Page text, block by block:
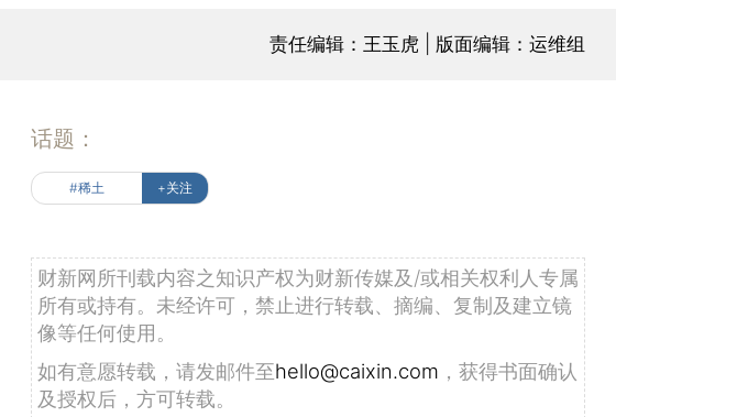
责任编辑：王玉虎 | 版面编辑：运维组
话题：
#稀土 +关注
财新网所刊载内容之知识产权为财新传媒及/或相关权利人专属
所有或持有。未经许可，禁止进行转载、摘编、复制及建立镜
像等任何使用。
如有意愿转载，请发邮件至hello@caixin.com ，获得书面确认
及授权后，方可转载。